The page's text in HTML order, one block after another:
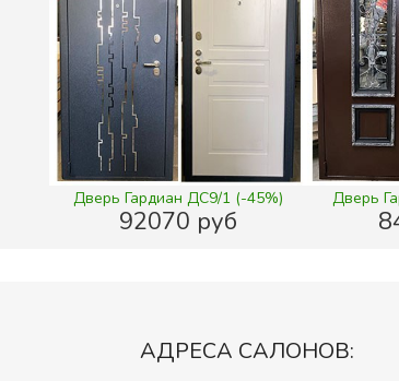
Дверь Гардиан ДС9/1 (-45%)
92070 руб
Дверь
АДРЕСА САЛОНОВ: